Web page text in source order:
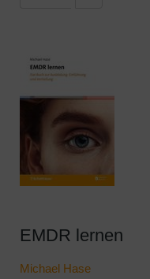
EMDR lernen
Michael Hase